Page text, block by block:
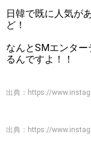
日韓で既に人気が
ど！
なんとSMエンタ
るんですよ！！
出典： https://
出典： https://